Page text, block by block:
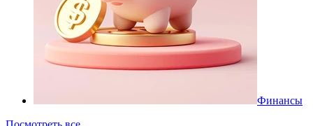
Финансы